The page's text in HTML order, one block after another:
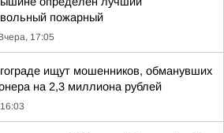
пожарный
17:05
ищут мошенников, обманувших
на 2,3 миллиона рублей